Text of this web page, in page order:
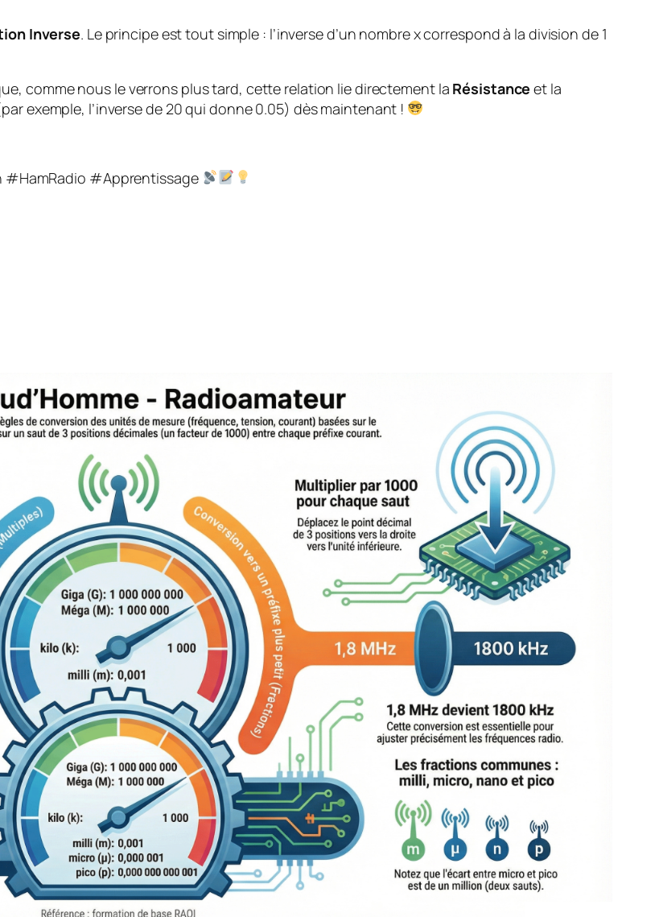
Inverse. Le principe est tout simple : l’inverse d’un nombre x correspond à la division de 1
comme nous le verrons plus tard, cette relation lie directement la Résistance et la
exemple, l’inverse de 20 qui donne 0.05) dès maintenant !
#Apprentissage